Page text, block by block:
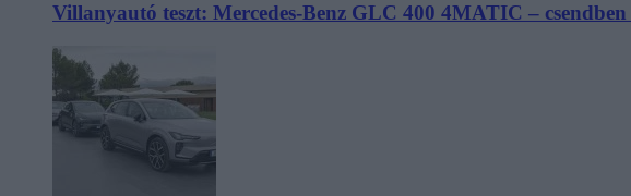
Villanyautó teszt: Mercedes-Benz GLC 400 4MATIC –